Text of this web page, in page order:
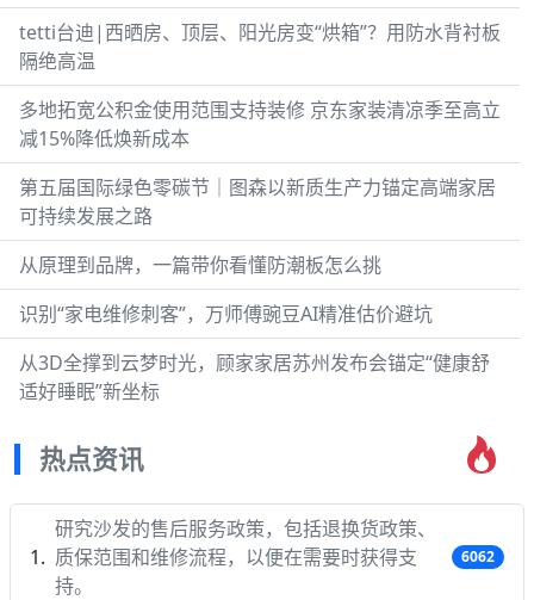
tetti台迪|西晒房、顶层、阳光房变“烘箱”？用防水背衬板
隔绝高温
多地拓宽公积金使用范围支持装修 京东家装清凉季至高立
减15%降低焕新成本
第五届国际绿色零碳节｜图森以新质生产力锚定高端家居
可持续发展之路
从原理到品牌，一篇带你看懂防潮板怎么挑
识别“家电维修刺客”，万师傅豌豆AI精准估价避坑
从3D全撑到云梦时光，顾家家居苏州发布会锚定“健康舒
适好睡眠”新坐标
热点资讯
研究沙发的售后服务政策，包括退换货政策、
质保范围和维修流程，以便在需要时获得支
持。
6062